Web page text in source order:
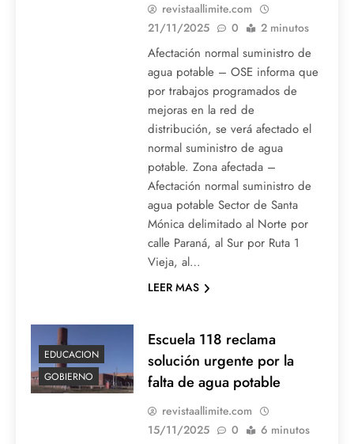
revistaallimite.com
21/11/2025
0 2 minutos
Afectación normal suministro de
agua potable – OSE informa que
por trabajos programados de
mejoras en la red de
distribución, se verá afectado el
normal suministro de agua
potable. Zona afectada –
Afectación normal suministro de
agua potable Sector de Santa
Mónica delimitado al Norte por
calle Paraná, al Sur por Ruta 1
Vieja, al…
LEER MAS
EDUCACION
GOBIERNO
Escuela 118 reclama
solución urgente por la
falta de agua potable
revistaallimite.com
15/11/2025
0 6 minutos